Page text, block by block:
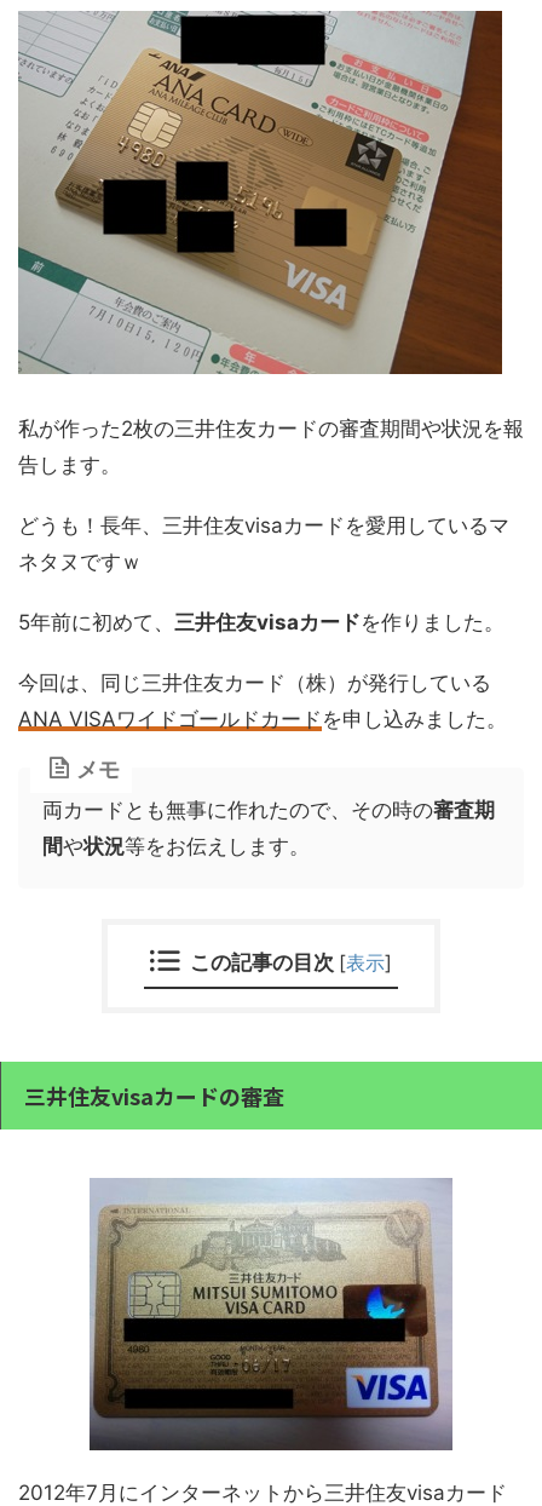
私が作った2枚の三井住友カードの審査期間や状況を報
告します。
どうも！長年、三井住友visaカードを愛用しているマ
ネタヌですｗ
5年前に初めて、 三井住友visaカードを作りました。
今回は、同じ三井住友カード（株）が発行している
ANA VISAワイドゴールドカード を申し込みました。
メモ
両カードとも無事に作れたので、その時の審査期
間や状況等をお伝えします。
この記事の目次 [表示]
三井住友visaカードの審査
2012年7月にインターネットから三井住友visaカード